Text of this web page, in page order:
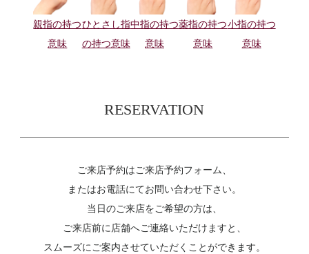
親指の持つ
意味
ひとさし指
の持つ意味
中指の持つ
意味
薬指の持つ
意味
小指の持つ
意味
RESERVATION
ご来店予約はご来店予約フォーム、
またはお電話にてお問い合わせ下さい。
当日のご来店をご希望の方は、
ご来店前に店舗へご連絡いただけますと、
スムーズにご案内させていただくことができます。